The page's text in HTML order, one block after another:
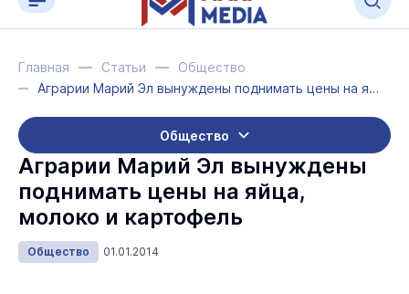
Главная Статьи
Общество
Аграрии Марий Эл вынуждены поднимать цены на яйца, молоко и картофель
Общество
Аграрии Марий Эл вынуждены
поднимать цены на яйца,
молоко и картофель
Общество 01.01.2014